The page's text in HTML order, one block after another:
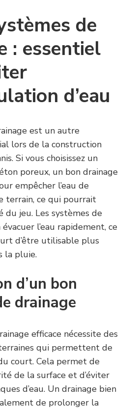
de
: essentiel
d’eau
est un autre
lors de la construction
Si vous choisissez un
poreux, un bon drainage
empêcher l’eau de
terrain, ce qui pourrait
jeu. Les systèmes de
l’eau rapidement, ce
d’être utilisable plus
la pluie.
d’un bon
drainage
efficace nécessite des
qui permettent de
court. Cela permet de
de la surface et d’éviter
d’eau. Un drainage bien
de prolonger la